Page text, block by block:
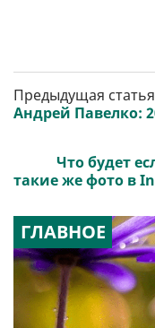
Предыдущая
Андрей Павелко:
Что будет
такие же фото в
ГЛАВНОЕ